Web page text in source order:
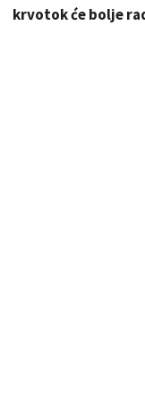
krvotok će bolje